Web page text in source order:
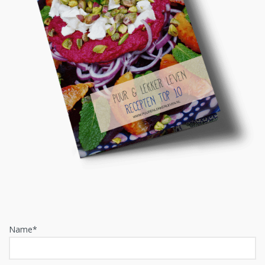
Name*